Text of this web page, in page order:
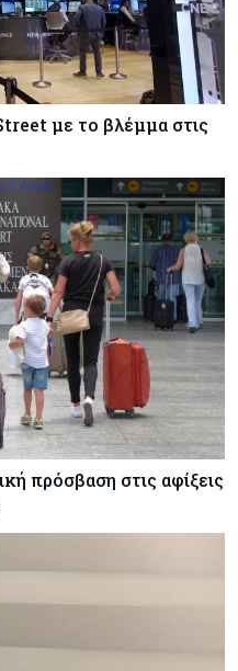
με το βλέμμα στις
πρόσβαση στις αφίξεις